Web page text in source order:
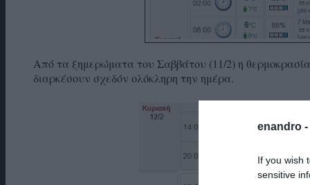
enandro -
If you wish
sensitive
Από τα ξημερώματα του Σαββάτου (11/2) η
διαρκέσουν σχεδόν ολόκληρη την ημέρα.